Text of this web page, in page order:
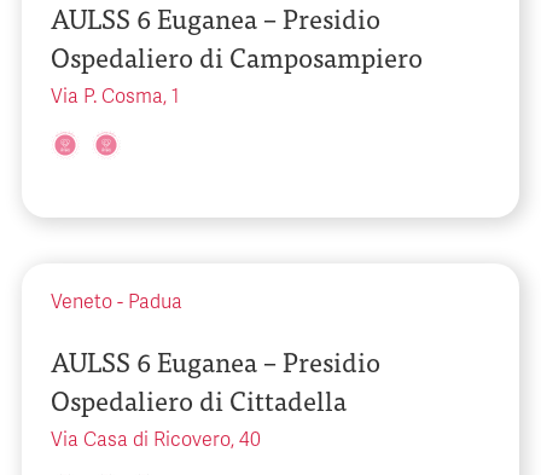
AULSS 6 Euganea – Presidio
Ospedaliero di Camposampiero
Via P. Cosma, 1
Veneto - Padua
AULSS 6 Euganea – Presidio
Ospedaliero di Cittadella
Via Casa di Ricovero, 40